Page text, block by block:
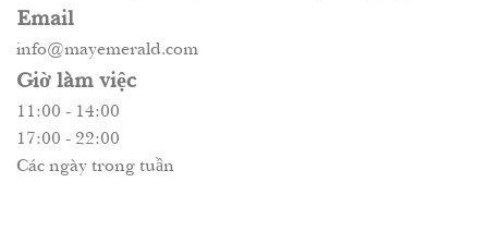
Email
info@mayemerald.com
Giờ làm việc
11:00 - 14:00
17:00 - 22:00
Các ngày trong tuần